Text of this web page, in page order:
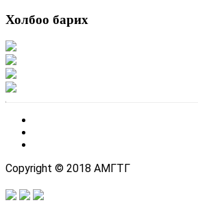
Холбоо барих
Copyright © 2018 АМГТГ